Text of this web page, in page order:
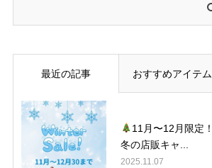
最近の記事 おすすめアイテム
11月〜12月限定！
冬の店販キャ...
2025.11.07